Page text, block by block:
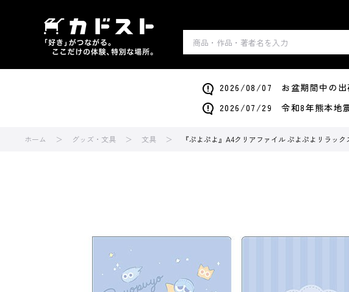
2026/08/07 お盆期間中の出
2026/07/29 令和8年熊本地
ホーム グッズ・文具 文具 『ぷよぷよ』A4クリアファイル ぷよぷよリラッ